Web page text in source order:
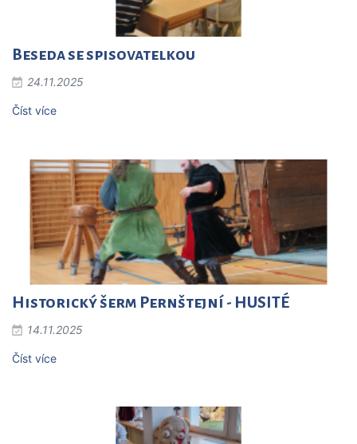
Beseda se spisovatelkou
24.11.2025
Číst více
Historický šerm Pernštejní - HUSITÉ
14.11.2025
Číst více